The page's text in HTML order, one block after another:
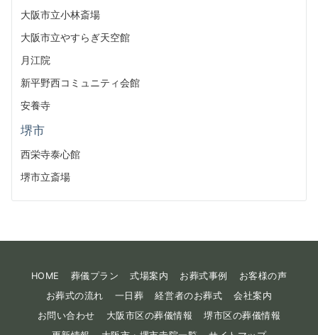
大阪市立小林斎場
大阪市立やすらぎ天空館
月江院
新平野西コミュニティ会館
安養寺
堺市
西栄寺泰心館
堺市立斎場
HOME 葬儀プラン 式場案内 お葬式事例
お客様の声
お葬式の流れ
一日葬 経営者のお葬式
会社案内
お問い合わせ
大阪市区の葬儀情報
堺市区の葬儀情報